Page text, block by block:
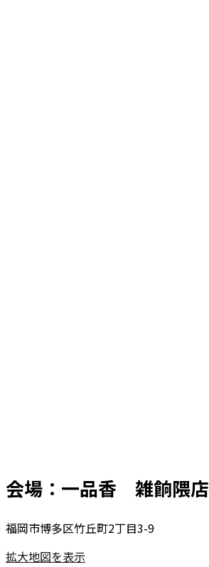
会場：一品香 雑餉隈店
福岡市博多区竹丘町2丁目3-9
拡大地図を表示